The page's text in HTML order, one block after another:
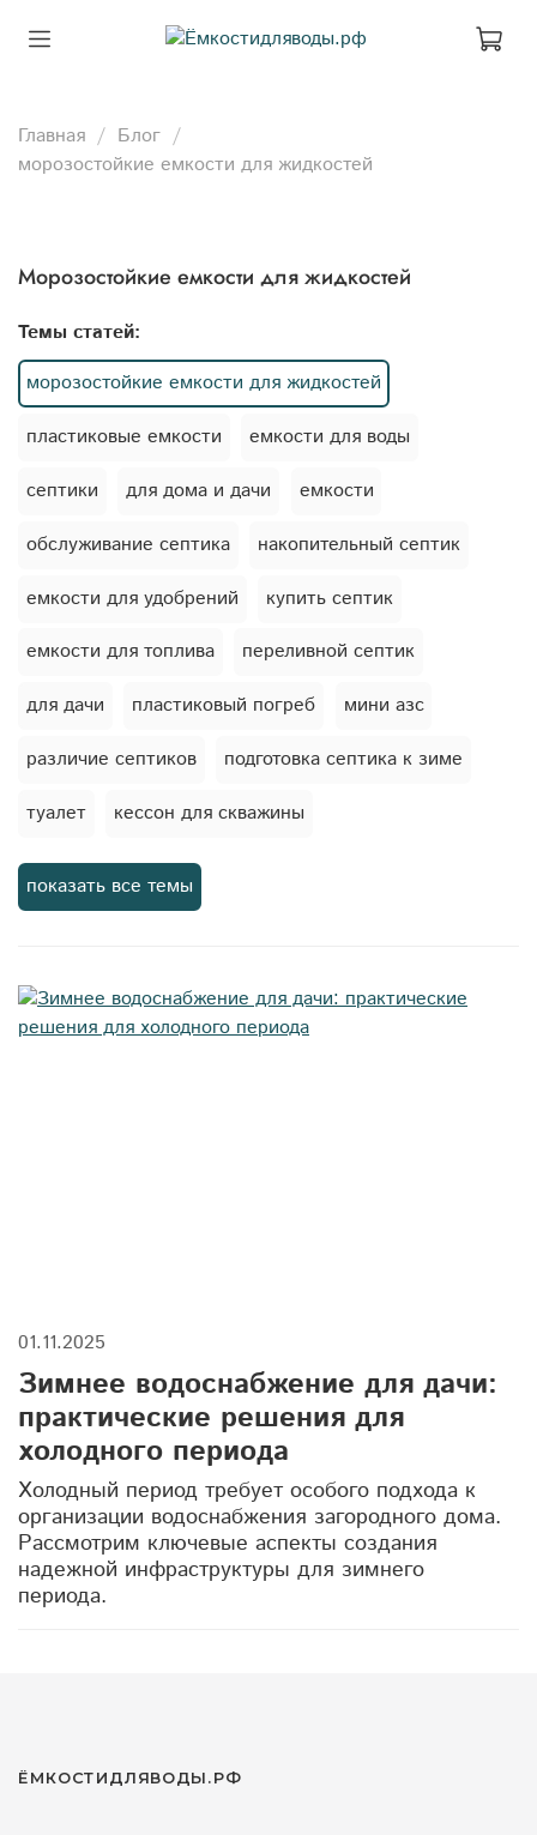
Главная
Блог
морозостойкие емкости для жидкостей
морозостойкие емкости для жидкостей
Темы статей:
морозостойкие емкости для жидкостей
пластиковые емкости
емкости для воды
септики
для дома и дачи
емкости
обслуживание септика
накопительный септик
емкости для удобрений
купить септик
емкости для топлива
переливной септик
для дачи
пластиковый погреб
мини азс
различие септиков
подготовка септика к зиме
туалет
кессон для скважины
ливневая канализация
емкости для пива
мягкие емкости
автономная канализация
ремонт насосного оборудования
погреба для новогодних запасов
защита фундамента
дренажная система
септики для частного дома
канализация
емкости купить
утепление септика
отвод воды зимой
емкости для засолки
показать все темы
01.11.2025
Зимнее водоснабжение для дачи:
практические решения для
холодного периода
Холодный период требует особого подхода к
организации водоснабжения загородного дома.
Рассмотрим ключевые аспекты создания
надежной инфраструктуры для зимнего
периода.
ЁМКОСТИДЛЯВОДЫ.РФ